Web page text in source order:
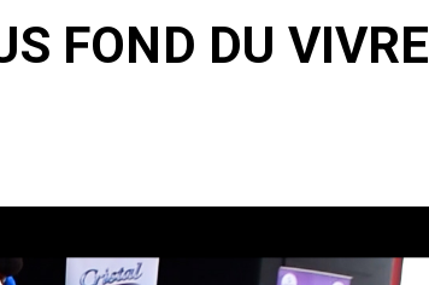
FOND DU VIVRE